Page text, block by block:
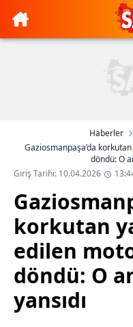
Haberler
Gaziosmanpaşa’da
döndü: O
Giriş Tarihi: 10.04.2026
korkutan
edilen
döndü: O
yansıdı